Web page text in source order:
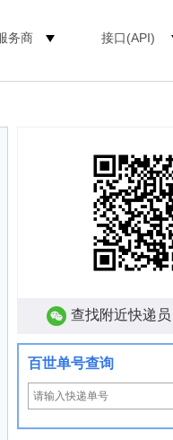
务商 接口(API)
查找附近快递
百世单号查询